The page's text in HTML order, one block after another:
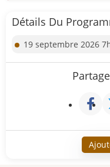
Détails Du
19 septembre 2026